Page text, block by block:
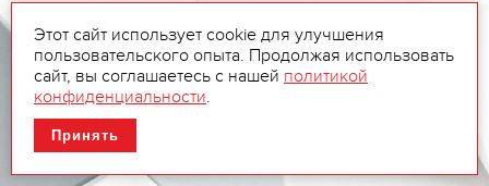
Этот сайт использует cookie для улучшения
пользовательского опыта. Продолжая использовать
сайт, вы соглашаетесь с нашей политикой
конфиденциальности.
Принять